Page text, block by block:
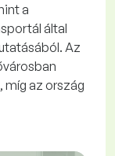
a
által
Az
az ország